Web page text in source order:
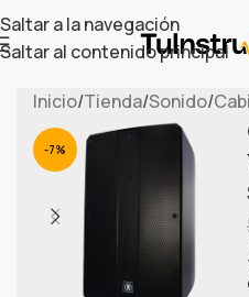
Saltar a la navegación
Saltar al contenido principal
Inicio/Tienda/Sonido/
-7%